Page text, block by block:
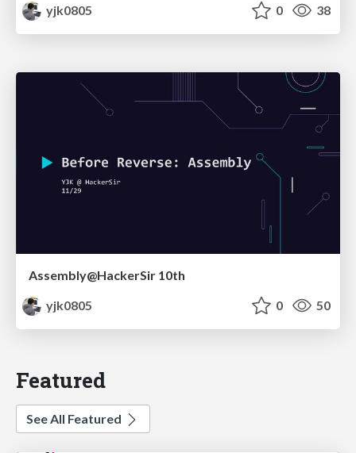
yjk0805
0 38
Assembly@HackerSir 10th
yjk0805
0 50
Featured
See All Featured